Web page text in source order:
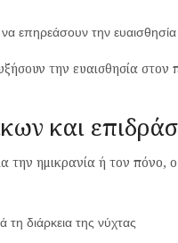
επηρεάσουν την ευαισθησία
την ευαισθησία στον
και
ημικρανία ή τον πόνο, ο
διάρκεια της νύχτας